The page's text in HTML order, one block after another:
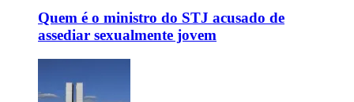
Quem é o ministro do STJ acusado de
assediar sexualmente jovem